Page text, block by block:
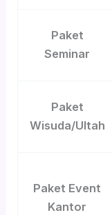
Paket
Seminar
Paket
Wisuda/Ultah
Paket Event
Kantor